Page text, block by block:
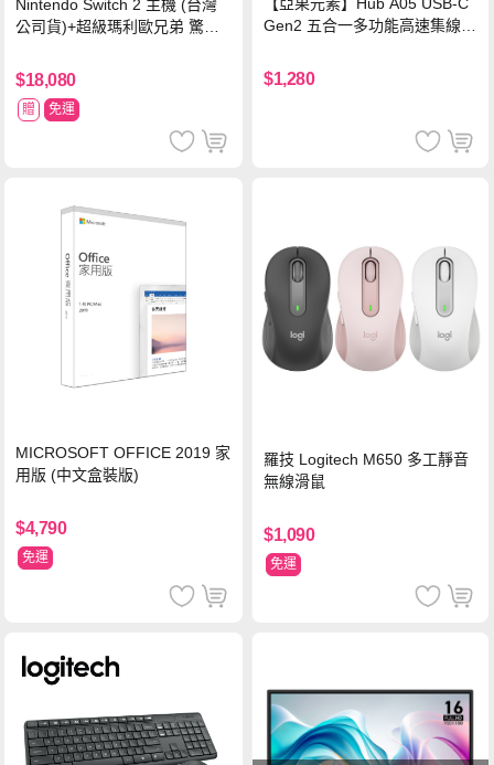
Nintendo Switch 2 主機 (台灣
公司貨)+超級瑪利歐兄弟 驚奇
球 狂熱 中文版
$18,080
贈 免運
【亞果元素】Hub A05 USB-C
Gen2 五合一多功能高速集線
$1,280
MICROSOFT OFFICE 2019 家
用版 (中文盒裝版)
$4,790
免運
羅技 Logitech M650 多工靜音
無線滑鼠
$1,090
免運